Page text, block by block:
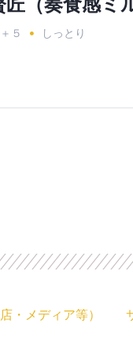
５ しっとり
・メディア等）